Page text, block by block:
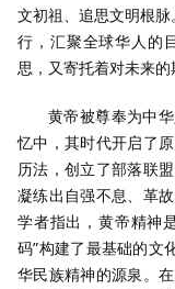
文初祖、追思文明根
行，汇聚全球华人的
思，又寄托着对未来的
黄帝被尊奉为中
忆中，其时代开启了
历法，创立了部落联
凝练出自强不息、革
学者指出，黄帝精神
码”构建了最基础的文
华民族精神的源泉。